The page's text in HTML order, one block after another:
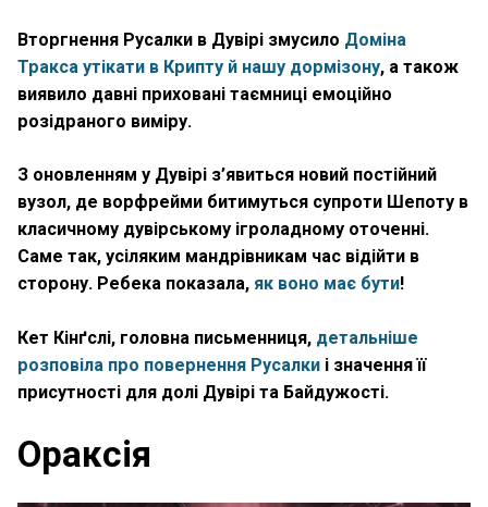
Вторгнення Русалки в Дувірі змусило Доміна
Тракса утікати в Крипту й нашу дормізону, а також
виявило давні приховані таємниці емоційно
розідраного виміру.
З оновленням у Дувірі з’явиться новий постійний
вузол, де ворфрейми битимуться супроти Шепоту в
класичному дувірському ігроладному оточенні.
Саме так, усіляким мандрівникам час відійти в
сторону. Ребека показала, як воно має бути!
Кет Кінґслі, головна письменниця, детальніше
розповіла про повернення Русалки і значення її
присутності для долі Дувірі та Байдужості.
Ораксія